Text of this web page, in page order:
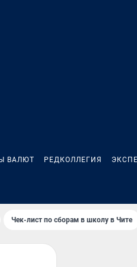
ВАЛЮТ РЕДКОЛЛЕГИЯ
Чек-лист по сборам в школу в Чите